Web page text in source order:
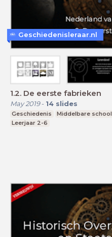
1.2. De eerste fabrieken
May 2019- 14 slides
Geschiedenis Middelbare school
Leerjaar 2-6
Geschiedenisleraar.nl